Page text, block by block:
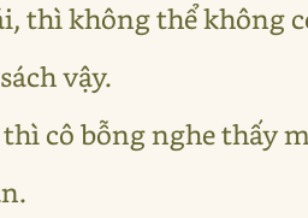
thì không thể không
vậy.
cô bỗng nghe thấy